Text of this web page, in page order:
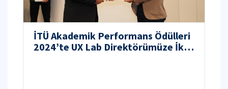
İTÜ Akademik Performans Ödülleri
2024’te UX Lab Direktörümüze İki